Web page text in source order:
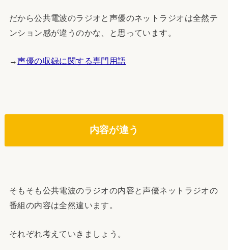
だから公共電波のラジオと声優のネットラジオは全然テ
ンション感が違うのかな、と思っています。
→声優の収録に関する専門用語
内容が違う
そもそも公共電波のラジオの内容と声優ネットラジオの
番組の内容は全然違います。
それぞれ考えていきましょう。